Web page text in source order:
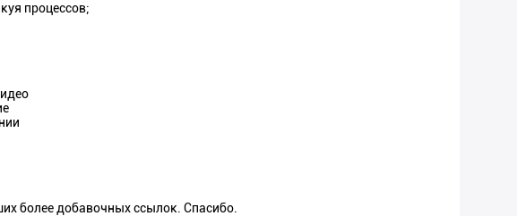
процессов;
более добавочных ссылок. Спасибо.